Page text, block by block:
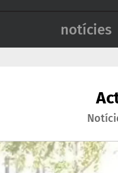
notícies
de